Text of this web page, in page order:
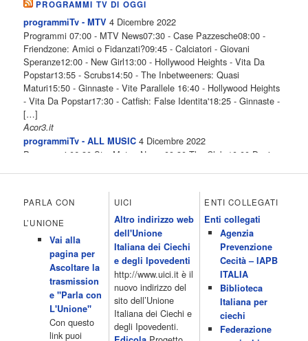
PROGRAMMI TV DI OGGI
programmiTv - MTV 4 Dicembre 2022
Programmi 07:00 - MTV News07:30 - Case Pazzesche08:00 -
Friendzone: Amici o Fidanzati?09:45 - Calciatori - Giovani
Speranze12:00 - New Girl13:00 - Hollywood Heights - Vita Da
Popstar13:55 - Scrubs14:50 - The Inbetweeners: Quasi
Maturi15:50 - Ginnaste - Vite Parallele 16:40 - Hollywood Heights
- Vita Da Popstar17:30 - Catfish: False Identita'18:25 - Ginnaste -
[…]
Acor3.it
programmiTv - ALL MUSIC 4 Dicembre 2022
Programmi 06.30 Star.Meteo.News 09.30 The Club 10.00 Deejay
All News 16.05 Rotazione musicale 19.00 All News 19.05 The
Club 19.30 19.30 Human Guinea Pigs 20.00 Inbox 21.00 Code
Monkeys 21.30 Sons of Butcher […]
programmiTv - ITALIA 1 4 Dicembre 2022
Programmi 06.35 Cartoni Animati 09.05 Telefilm:Starsky & Hutch
10.10 Telefilm:Supercar 12.15 12.15 Secondo voi 12.25 Studio
Aperto 13.00 Studio Sport 13.40 Cartoni animati 14.30 I Simpson
15.00 Telefilm:Paso adelante 15.55 15.55 Telefilm:Wildfire 16.50
Cartoni animati 18.30 Studio Aperto 19.05 Don Luca c'� 19.35
19.35 Medici miei 20.05 Camera caf� 20.30 La ruota della
PARLA CON
L’UNIONE
Vai alla
pagina per
Ascoltare la
trasmission
e "Parla con
L'Unione"
Con questo
link puoi
UICI
Altro indirizzo web
dell'Unione
Italiana dei Ciechi
e degli Ipovedenti
http://www.uici.it è il
nuovo indirizzo del
sito dell’Unione
Italiana dei Ciechi e
degli Ipovedenti.
ENTI COLLEGATI
Enti collegati
Agenzia
Prevenzione
Cecità – IAPB
ITALIA
Biblioteca
Italiana per
ciechi
Federazione